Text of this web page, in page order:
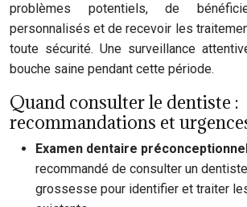
problèmes potentiels, de
personnalisés et de recevoir les
toute sécurité. Une surveillance
bouche saine pendant cette période.
Quand consulter le dentiste :
recommandations et
Examen dentaire
recommandé de consulter un
grossesse pour identifier et traiter